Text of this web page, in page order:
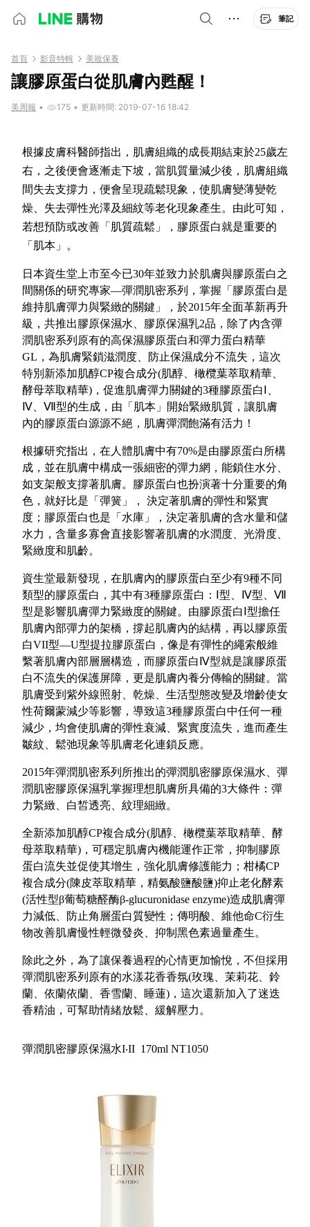
筆記
首頁 影音特輯 美妝保養
讓膠原蛋白從肌膚內甦醒！
美周報 • 175 • 更新時間: 2019-07-16 18:42
根據皮膚科醫師指出，肌膚組織的成長期結束於25歲左
右，之後便會逐漸走下坡，當肌質量減少後，肌膚組織
間失去支撐力，便會呈現疏鬆現象，使肌膚變薄變乾
燥、失去彈性光澤及細紋等老化現象產生。由此可知，
若想預防或改善「肌質疏鬆」，膠原蛋白就是重要的
「肌本」。
日本資生堂上市至今已30年並致力於肌膚與膠原蛋白之
間關係的研究專家—彈潤肌密系列，掌握「膠原蛋白是
維持肌膚彈力與緊緻的關鍵」，於2015年全面革新再升
級，共推出膠原保濕水、膠原保濕乳2品，除了內含彈
潤肌密系列原有的高保濕膠原蛋白和彈力蛋白精華
GL，為肌膚緊鎖滋潤度、防止保濕成分不流失，這次
特別新添加肌醇CP複合成分(肌醇、橄欖葉萃取精華、
酵母萃取精華)，促進肌膚彈力關鍵的3種膠原蛋白Ⅰ、
Ⅳ、Ⅶ型的生成，由「肌本」開始緊緻肌質，讓肌膚
內的膠原蛋白源源不絕，肌膚彈潤飽滿有活力！
根據研究指出，在人體肌膚中有70%是由膠原蛋白所構
成，並在肌膚中構成一張細密的彈力網，能鎖住水分、
如支架般支撐著肌膚。膠原蛋白也扮演著十分重要的角
色，就好比是「彈簧」， 決定著肌膚的彈性和緊實
度；膠原蛋白也是「水庫」，決定著肌膚的含水量和儲
水力，含量多寡會直接影響著肌膚的水潤度、光滑度、
緊緻度和肌齡。
資生堂最新發現，在肌膚內的膠原蛋白至少有9種不同
類型的膠原蛋白，其中有3種膠原蛋白：Ⅰ型、Ⅳ型、Ⅶ
型是影響肌膚彈力緊緻度的關鍵。由膠原蛋白Ⅰ型擔任
肌膚內部彈力的架橋，撐起肌膚內的結構，再以膠原蛋
白VII型—U型提拉膠原蛋白，像是有彈性的繩索般維
繫著肌膚內部層層構造，而膠原蛋白Ⅳ型就是讓膠原蛋
白不流失的保護屏障，更是肌膚內養分傳輸的關鍵。當
肌膚受到紫外線照射、乾燥、生活型態改變及增齡使女
性荷爾蒙減少等影響，導致這3種膠原蛋白中任何一種
減少，均會使肌膚的彈性衰減、緊實度流失，進而產生
皺紋、鬆弛現象等肌膚老化連鎖反應。
2015年彈潤肌密系列所推出的彈潤肌密膠原保濕水、彈
潤肌密膠原保濕乳掌握理想肌膚所具備的3大條件：彈
力緊緻、白皙透亮、紋理細緻。
全新添加肌醇CP複合成分(肌醇、橄欖葉萃取精華、酵
母萃取精華)，可穩定肌膚內機能運作正常，抑制膠原
蛋白流失並促使其增生，強化肌膚修護能力；柑橘CP
複合成分(陳皮萃取精華，精氨酸鹽酸鹽)抑止老化酵素
(活性型β葡萄糖醛酶β-glucuronidase enzyme)造成肌膚彈
力減低、防止角層蛋白質變性；傳明酸、維他命C衍生
物改善肌膚慢性輕微發炎、抑制黑色素過量產生。
除此之外，為了讓保養過程的心情更加愉悅，不但採用
彈潤肌密系列原有的水漾花香香氛(玫瑰、茉莉花、鈴
蘭、依蘭依蘭、香雪蘭、睡蓮)，這次還新加入了迷迭
香精油，可幫助情緒放鬆、緩解壓力。
彈潤肌密膠原保濕水I‧II 170ml NT1050